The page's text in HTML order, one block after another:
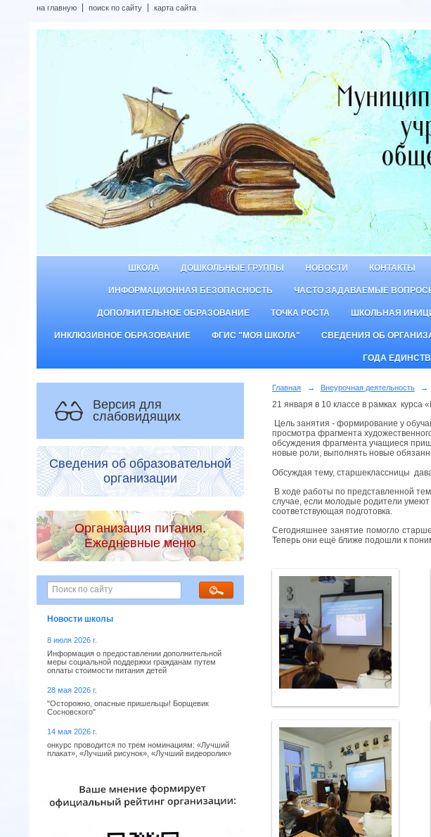
на главную поиск по сайту карта сайта
ШКОЛА ДОШКОЛЬНЫЕ ГРУППЫ НОВОСТИ КОНТАКТЫ
ИНФОРМАЦИОННАЯ БЕЗОПАСНОСТЬ ЧАСТО ЗАДАВАЕМЫЕ
ДОПОЛНИТЕЛЬНОЕ ОБРАЗОВАНИЕ ТОЧКА РОСТА ШКОЛЬНАЯ
ИНКЛЮЗИВНОЕ ОБРАЗОВАНИЕ ФГИС "МОЯ ШКОЛА" СВЕДЕНИЯ ОБ
ГОДА
Версия для
слабовидящих
Сведения об образовательной
организации
Организация питания.
Ежедневные меню
Новости школы
8 июля 2026 г.
Информация о предоставлении дополнительной
меры социальной поддержки гражданам путем
оплаты стоимости питания детей
28 мая 2026 г.
"Осторожно, опасные пришельцы! Борщевик
Сосновского"
14 мая 2026 г.
онкурс проводится по трем номинациям: «Лучший
плакат», «Лучший рисунок», «Лучший видеоролик»
Главная → Внеурочная деятельность →
21 января в 10 классе в рамках
Цель занятия - формирование у
просмотра фрагмента
обсуждения фрагмента учащиеся
новые роли, выполнять новые
Обсуждая тему, старшеклассницы
В ходе работы по представленной
случае, если молодые родители
соответствующая подготовка.
Сегодняшнее занятие помогло
Теперь они ещё ближе подошли к